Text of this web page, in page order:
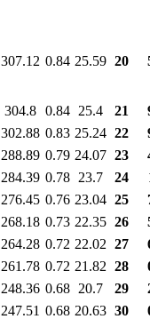
307.12 0.84 25.59 20
304.8 0.84 25.4 21
302.88 0.83 25.24 22
288.89 0.79 24.07 23
284.39 0.78 23.7 24
276.45 0.76 23.04 25
268.18 0.73 22.35 26
264.28 0.72 22.02 27
261.78 0.72 21.82 28
248.36 0.68 20.7 29
247.51 0.68 20.63 30